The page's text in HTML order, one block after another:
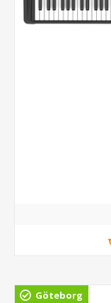
Göteborg